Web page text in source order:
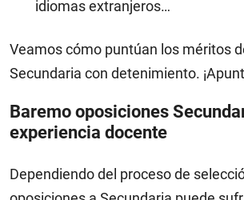
idiomas extranjeros…
Veamos cómo puntúan los méritos
Secundaria con detenimiento.
Baremo oposiciones
experiencia docente
Dependiendo del proceso de